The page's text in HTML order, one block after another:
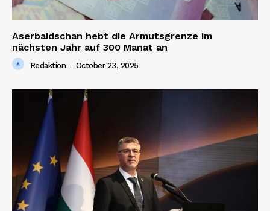
Aserbaidschan hebt die Armutsgrenze im
nächsten Jahr auf 300 Manat an
Redaktion - October 23, 2025